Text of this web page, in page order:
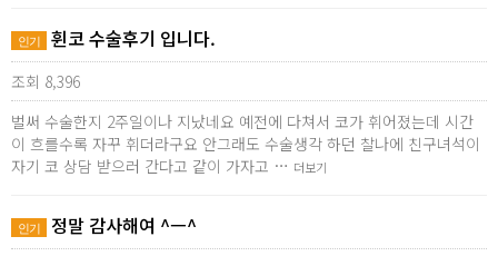
인기 휜코 수술후기 입니다.
조회 8,396
벌써 수술한지 2주일이나 지났네요 예전에 다쳐서 코가 휘어졌는데 시간
이 흐를수록 자꾸 휘더라구요 안그래도 수술생각 하던 찰나에 친구녀석이
자기 코 상담 받으러 간다고 같이 가자고 … 더보기
인기 정말 감사해여 ^ㅡ^